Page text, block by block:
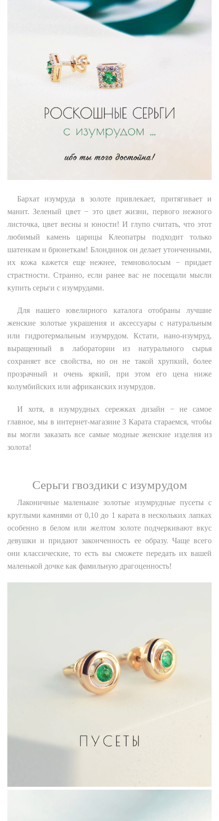
Бархат изумруда в золоте привлекает, притягивает и
манит. Зеленый цвет − это цвет жизни, первого нежного
листочка, цвет весны и юности! И глупо считать, что этот
любимый камень царицы Клеопатры подходит только
шатенкам и брюнеткам! Блондинок он делает утонченными,
их кожа кажется еще нежнее, темноволосым − придает
страстности. Странно, если ранее вас не посещали мысли
купить серьги с изумрудами.
Для нашего ювелирного каталога отобраны лучшие
женские золотые украшения и аксессуары с натуральным
или гидротермальным изумрудом. Кстати, нано-изумруд,
выращенный в лаборатории из натурального сырья
сохраняет все свойства, но он не такой хрупкий, более
прозрачный и очень яркий, при этом его цена ниже
колумбийских или африканских изумрудов.
И хотя, в изумрудных сережках дизайн − не самое
главное, мы в интернет-магазине 3 Карата стараемся, чтобы
вы могли заказать все самые модные женские изделия из
золота!
Серьги гвоздики с изумрудом
Лаконичные маленькие золотые изумрудные пусеты с
круглыми камнями от 0,10 до 1 карата в нескольких лапках
особенно в белом или желтом золоте подчеркивают вкус
девушки и придают законченность ее образу. Чаще всего
они классические, то есть вы сможете передать их вашей
маленькой дочке как фамильную драгоценность!